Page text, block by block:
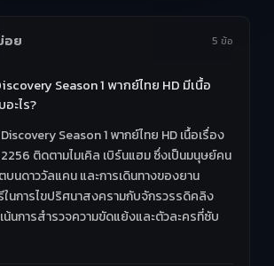
อย 5 ข้อ
Season 1 พากย์ไทย HD มีเนื้อ
ะไร?
Season 1 พากย์ไทย HD เนื้อเรื่อง
2256 ติดตามไมเคิล เบิร์นแฮม ซึ่งเป็นมนุษย์คน
บนดาววัลแคน และการเดินทางของยาน
นการไขปริศนาสงครามกับจักรวรรดิคลิง
น้นการสำรวจความขัดแย้งและตัวละครที่ซับ